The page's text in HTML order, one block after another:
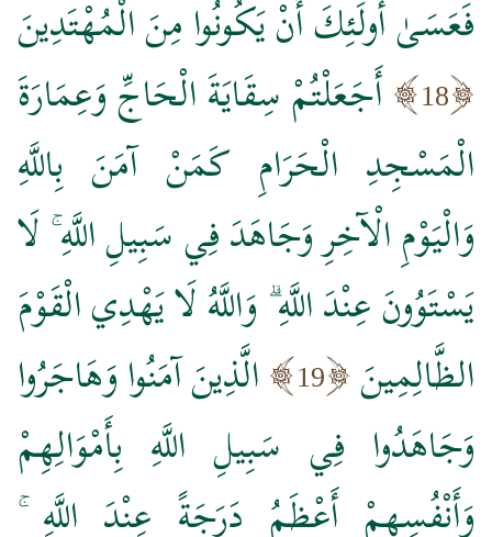
فَعَسَىٰ أُولَٰئِكَ أَنْ يَكُونُوا مِنَ الْمُهْتَدِينَ
18
أَجَعَلْتُمْ سِقَايَةَ الْحَاجِّ وَعِمَارَةَ
الْمَسْجِدِ الْحَرَامِ كَمَنْ آمَنَ بِاللَّهِ
وَالْيَوْمِ الْآخِرِ وَجَاهَدَ فِي سَبِيلِ اللَّهِ ۚ لَا
يَسْتَوُونَ عِنْدَ اللَّهِ ۗ وَاللَّهُ لَا يَهْدِي الْقَوْمَ
الظَّالِمِينَ
19
الَّذِينَ آمَنُوا وَهَاجَرُوا
وَجَاهَدُوا فِي سَبِيلِ اللَّهِ بِأَمْوَالِهِمْ
وَأَنْفُسِهِمْ أَعْظَمُ دَرَجَةً عِنْدَ اللَّهِ ۚ